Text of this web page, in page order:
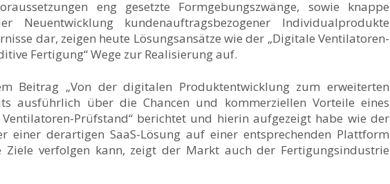
eng gesetzte Formgebungszwänge, sowie knappe
Neuentwicklung kundenauftragsbezogener Individualprodukte
dar, zeigen heute Lösungsansätze wie der „Digitale Ventilatoren-
Fertigung“ Wege zur Realisierung auf.
Beitrag „Von der digitalen Produktentwicklung zum erweiterten
ausführlich über die Chancen und kommerziellen Vorteile eines
Prüfstand“ berichtet und hierin aufgezeigt habe wie der
einer derartigen SaaS-Lösung auf einer entsprechenden Plattform
verfolgen kann, zeigt der Markt auch der Fertigungsindustrie